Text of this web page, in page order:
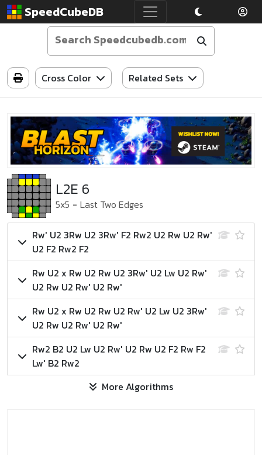
SpeedCubeDB
Cross Color Related Sets
L2E 6
5x5 - Last Two Edges
Rw' U2 3Rw U2 3Rw' F2 Rw2 U2 Rw U2 Rw'
U2 F2 Rw2 F2
Rw U2 x Rw U2 Rw U2 3Rw' U2 Lw U2 Rw'
U2 Rw U2 Rw' U2 Rw'
Rw U2 x Rw U2 Rw U2 Rw' U2 Lw U2 3Rw'
U2 Rw U2 Rw' U2 Rw'
Rw2 B2 U2 Lw U2 Rw' U2 Rw U2 F2 Rw F2
Lw' B2 Rw2
More Algorithms